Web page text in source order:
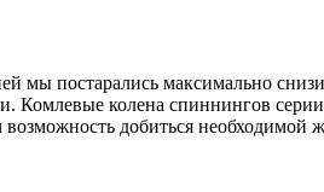
постарались максимально
колена спиннингов
добиться необходимой